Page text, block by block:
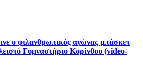
ο φιλανθρωπικός αγώνας μπάσκετ
Γυμναστήριο Κορίνθου (video-